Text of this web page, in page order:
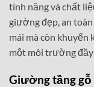
tính năng và chất
giường đẹp, an
mái mà còn khuyến
một môi trường
Giường tầng